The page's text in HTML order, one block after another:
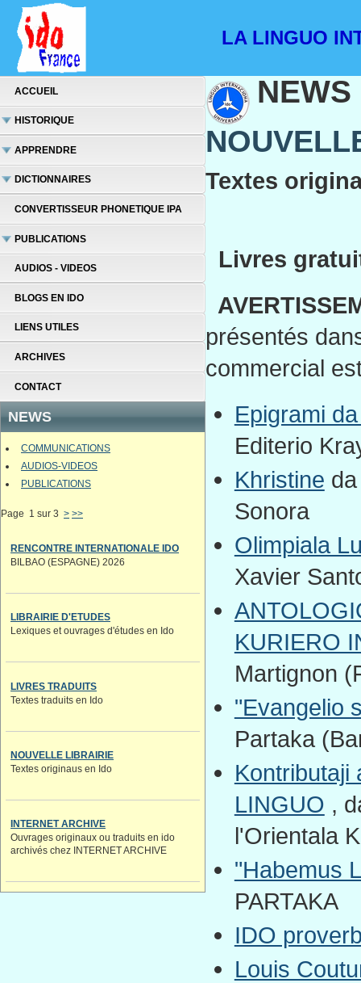
LA LINGUO
ACCUEIL
HISTORIQUE
APPRENDRE
DICTIONNAIRES
CONVERTISSEUR PHONETIQUE IPA
PUBLICATIONS
AUDIOS - VIDEOS
BLOGS EN IDO
LIENS UTILES
ARCHIVES
CONTACT
NEWS
COMMUNICATIONS
AUDIOS-VIDEOS
PUBLICATIONS
Page 1 sur 3 > >>
RENCONTRE INTERNATIONALE IDO
BILBAO (ESPAGNE) 2026
LIBRAIRIE D'ETUDES
Lexiques et ouvrages d'études en Ido
LIVRES TRADUITS
Textes traduits en Ido
NOUVELLE LIBRAIRIE
Textes originaus en Ido
INTERNET ARCHIVE
Ouvrages originaux ou traduits en ido
archivés chez INTERNET ARCHIVE
NEWS
Textes
Livres
présentés
commercial
Epigrami
Editerio
Khristine
Sonora
Olimpiala
Xavier
KURIERO
Martignon
"Evangelio
Partaka
Kontributaji
LINGUO ,
l'Orientala
"Habemus
PARTAKA
IDO
Louis